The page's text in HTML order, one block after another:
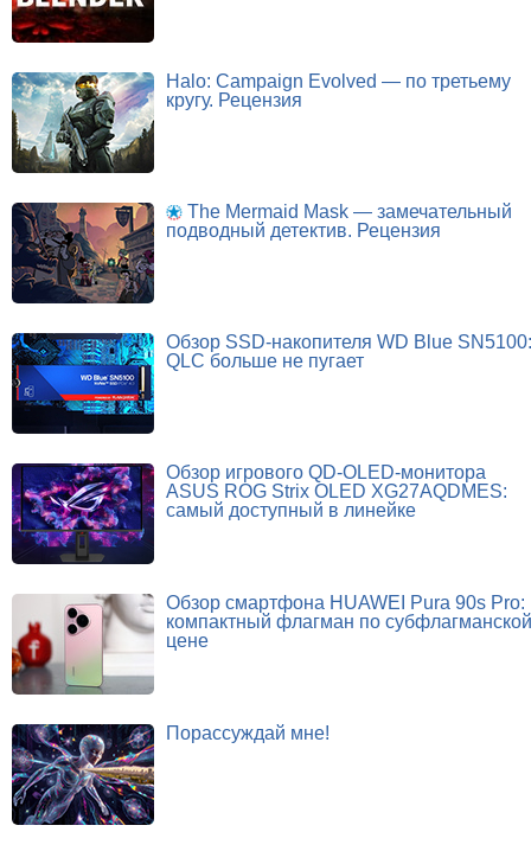
Halo: Campaign Evolved — по третьему
кругу. Рецензия
The Mermaid Mask — замечательный
подводный детектив. Рецензия
Обзор SSD-накопителя WD Blue SN5100:
QLC больше не пугает
Обзор игрового QD-OLED-монитора
ASUS ROG Strix OLED XG27AQDMES:
самый доступный в линейке
Обзор смартфона HUAWEI Pura 90s Pro:
компактный флагман по субфлагманской
цене
Порассуждай мне!